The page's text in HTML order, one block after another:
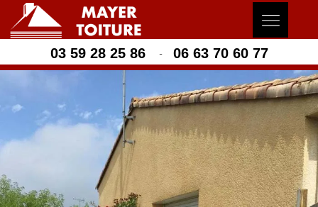
03 59 28 25 86 - 06 63 70 60 77